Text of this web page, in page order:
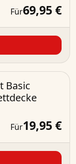
Für69,95 €
Basic
Für19,95 €